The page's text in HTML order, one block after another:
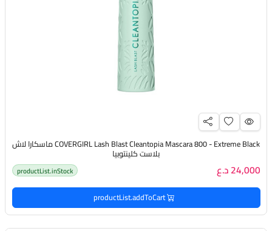
COVERGIRL Lash Blast Cleantopia Mascara 800 - Extreme Black ماسكارا لاش
بلاست كلينتوبيا
24,000 د.ع productList.inStock
productList.addToCart